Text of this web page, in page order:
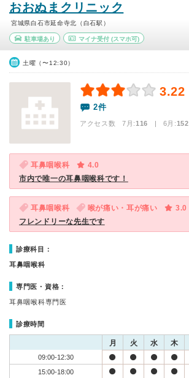
おおぬまクリニック
宮城県白石市延命寺北（白石駅）
駐車場あり マイナ受付(スマホ可)
土曜（〜12:30）
3.22
2件
アクセス数 7月:116 | 6月:152
耳鼻咽喉科
4.0
市内で唯一の耳鼻咽喉科です！
耳鼻咽喉科 喉が痛い・耳が痛い
3.0
フレンドリーな先生です
診療科目：
耳鼻咽喉科
専門医・資格：
耳鼻咽喉科専門医
診療時間
月 火 水 木
09:00-12:30
15:00-18:00